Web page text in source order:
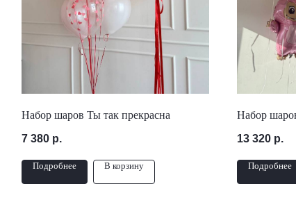
Набор шаров Ты так прекрасна
7 380 р.
Подробнее В корзину
Набор
13 320 р.
Подробнее